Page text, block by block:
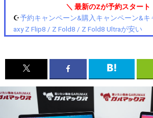
＼ 最新のZが予約スタート
☪️予約キャンペーン&購入キャンペーン&キ
axy Z Flip8 / Z Fold8 / Z Fold8 Ultraが安い